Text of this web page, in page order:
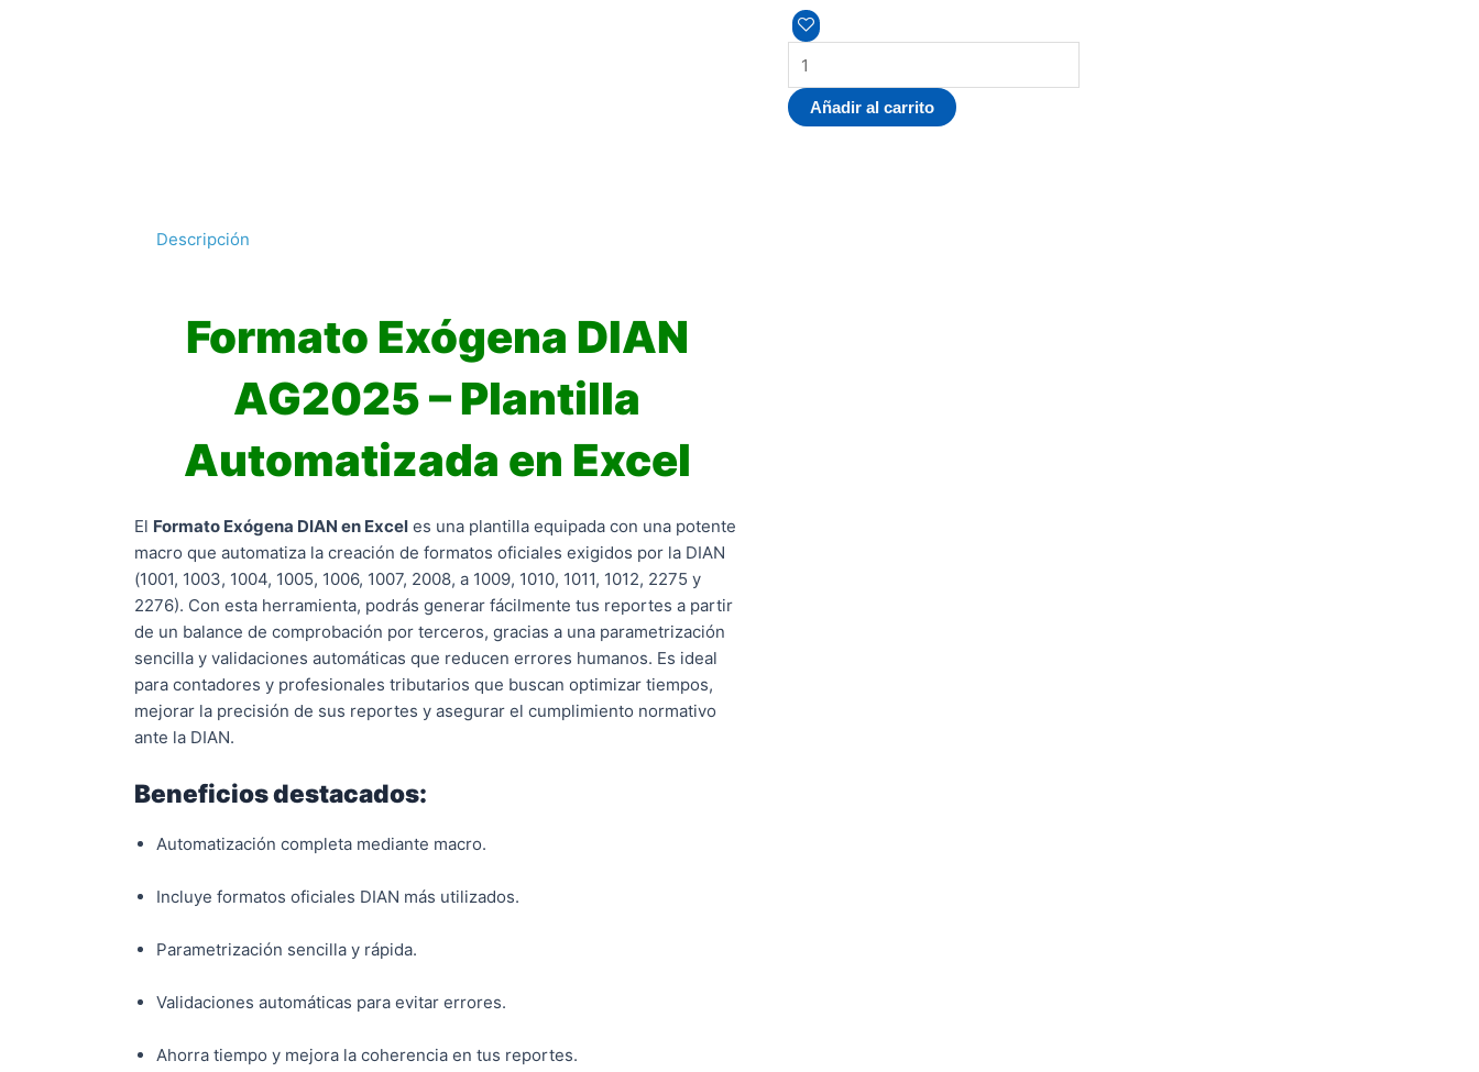
Añadir al carrito
Descripción
Formato Exógena DIAN
AG2025 – Plantilla
Automatizada en Excel
El Formato Exógena DIAN en Excel es una plantilla equipada con una potente
macro que automatiza la creación de formatos oficiales exigidos por la DIAN
(1001, 1003, 1004, 1005, 1006, 1007, 2008, a 1009, 1010, 1011, 1012, 2275 y
2276). Con esta herramienta, podrás generar fácilmente tus reportes a partir
de un balance de comprobación por terceros, gracias a una parametrización
sencilla y validaciones automáticas que reducen errores humanos. Es ideal
para contadores y profesionales tributarios que buscan optimizar tiempos,
mejorar la precisión de sus reportes y asegurar el cumplimiento normativo
ante la DIAN.
Beneficios destacados:
Automatización completa mediante macro.
Incluye formatos oficiales DIAN más utilizados.
Parametrización sencilla y rápida.
Validaciones automáticas para evitar errores.
Ahorra tiempo y mejora la coherencia en tus reportes.